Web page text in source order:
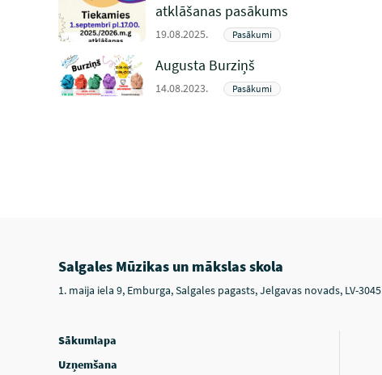
atklāšanas pasākums
19.08.2025. Pasākumi
Augusta Burziņš
14.08.2023. Pasākumi
Salgales Mūzikas un mākslas skola
1. maija iela 9, Emburga, Salgales pagasts, Jelgavas novads, LV-3045
Sākumlapa
Uzņemšana